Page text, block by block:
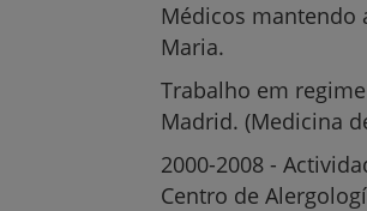
Médicos mantendo
Maria.
Trabalho em
Madrid. (Medicina
2000-2008 -
Centro de